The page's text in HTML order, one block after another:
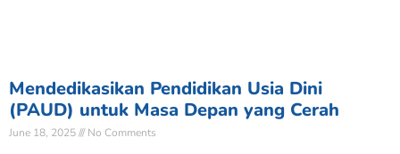
Mendedikasikan Pendidikan Usia Dini
(PAUD) untuk Masa Depan yang Cerah
June 18, 2025 No Comments